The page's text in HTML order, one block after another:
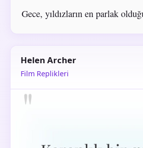
Gece, yıldızların en parlak
Helen Archer
Film Replikleri